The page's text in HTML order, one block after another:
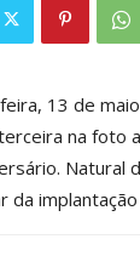
13 de
na foto
Natural
da